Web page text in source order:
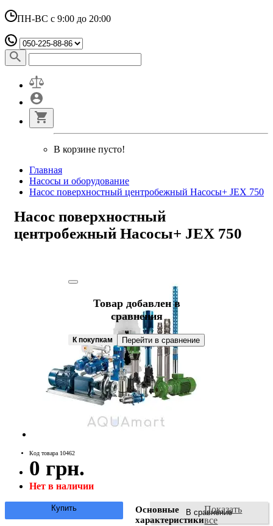
ПН-ВС с 9:00 до 20:00
В корзине пусто!
Главная
Насосы и оборудование
Насос поверхностный центробежный Насосы+ JEX 750
Насос поверхностный
центробежный Насосы+ JEX 750
Код товара 10462
0 грн.
Нет в наличии
В сравнение
Купить
Основные
характеристики
Показать
все
Товар добавлен в
сравнения
К покупкам Перейти в сравнение